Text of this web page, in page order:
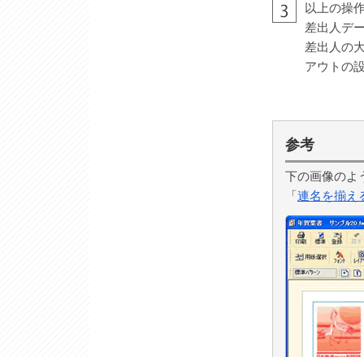
以上の操
差出人デ
差出人の
アウトの
参考
下の画像のよ
「連名を揃え